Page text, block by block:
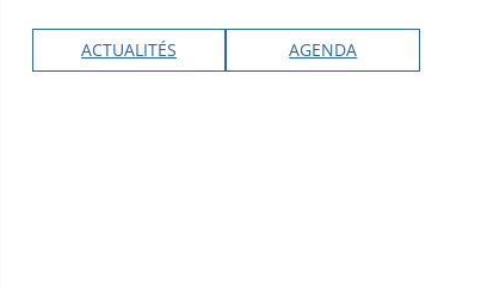
ACTUALITÉS AGENDA